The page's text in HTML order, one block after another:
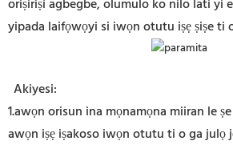
oriṣiriṣi agbegbe, olumulo ko nilo lati yi
yipada laifọwọyi si iwọn otutu iṣẹ ṣiṣe ti
Akiyesi:
1.awọn orisun ina mọnamọna miiran le
awọn iṣẹ iṣakoso iwọn otutu ti o ga julọ